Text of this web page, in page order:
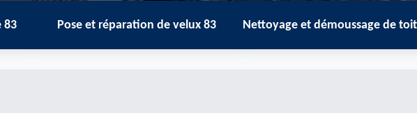
Pose et réparation de velux 83 Nettoyage et démoussage de toiture 83